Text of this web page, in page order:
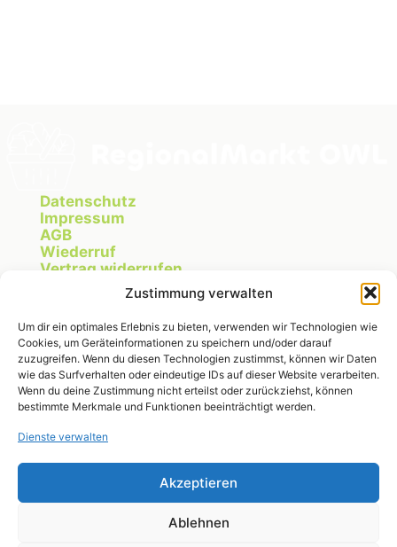
Zustimmung verwalten
Um dir ein optimales Erlebnis zu bieten, verwenden wir Technologien wie
Cookies, um Geräteinformationen zu speichern und/oder darauf
zuzugreifen. Wenn du diesen Technologien zustimmst, können wir Daten
wie das Surfverhalten oder eindeutige IDs auf dieser Website verarbeiten.
Wenn du deine Zustimmung nicht erteilst oder zurückziehst, können
bestimmte Merkmale und Funktionen beeinträchtigt werden.
Dienste verwalten
Akzeptieren
Ablehnen
Datenschutz
Impressum
AGB
Wiederruf
Vertrag widerrufen
Cookie Richtlinie
Instagram
RegionalMarkt OWL
Michelle Fischer
Breitenheider Straße 275
michelle@regionalmarktowl.de